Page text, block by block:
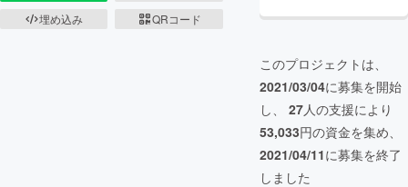
埋め込み
QRコード
このプロジェクトは、
2021/03/04に募集を開始
し、 27人の支援により
53,033円の資金を集め、
2021/04/11に募集を終了
しました